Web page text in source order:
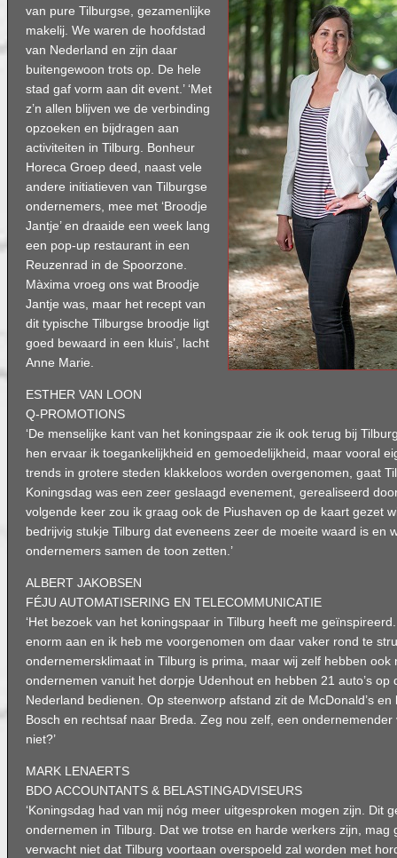
van pure Tilburgse, gezamenlijke
makelij. We waren de hoofdstad
van Nederland en zijn daar
buitengewoon trots op. De hele
stad gaf vorm aan dit event.’ ‘Met
z’n allen blijven we de verbinding
opzoeken en bijdragen aan
activiteiten in Tilburg. Bonheur
Horeca Groep deed, naast vele
andere initiatieven van Tilburgse
ondernemers, mee met ‘Broodje
Jantje’ en draaide een week lang
een pop-up restaurant in een
Reuzenrad in de Spoorzone.
Màxima vroeg ons wat Broodje
Jantje was, maar het recept van
dit typische Tilburgse broodje ligt
goed bewaard in een kluis’, lacht
Anne Marie.
ESTHER VAN LOON
Q-PROMOTIONS
‘De menselijke kant van het koningspaar zie ik ook terug bij
hen ervaar ik toegankelijkheid en gemoedelijkheid, maar vooral
trends in grotere steden klakkeloos worden overgenomen, gaat
Koningsdag was een zeer geslaagd evenement, gerealiseerd
volgende keer zou ik graag ook de Piushaven op de kaart gezet
bedrijvig stukje Tilburg dat eveneens zeer de moeite waard is en
ondernemers samen de toon zetten.’
ALBERT JAKOBSEN
FÉJU AUTOMATISERING EN TELECOMMUNICATIE
‘Het bezoek van het koningspaar in Tilburg heeft me
enorm aan en ik heb me voorgenomen om daar vaker rond te
ondernemersklimaat in Tilburg is prima, maar wij zelf hebben ook
ondernemen vanuit het dorpje Udenhout en hebben 21 auto’s op
Nederland bedienen. Op steenworp afstand zit de McDonald’s
Bosch en rechtsaf naar Breda. Zeg nou zelf, een
niet?’
MARK LENAERTS
BDO ACCOUNTANTS & BELASTINGADVISEURS
‘Koningsdag had van mij nóg meer uitgesproken mogen zijn. Dit
ondernemen in Tilburg. Dat we trotse en harde werkers zijn, mag
verwacht niet dat Tilburg voortaan overspoeld zal worden met